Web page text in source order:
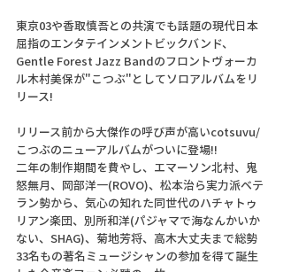
東京03や香取慎吾との共演でも話題の現代日本
屈指のエンタテインメントビックバンド、
Gentle Forest Jazz Bandのフロントヴォーカ
ル木村美保が"こつぶ"としてソロアルバムをリ
リース!
リリース前から大傑作の呼び声が高いcotsuvu/
こつぶのニューアルバムがついに登場!!
二年の制作期間を費やし、エマーソン北村、鬼
怒無月、岡部洋一(ROVO)、松本治ら実力派ベテ
ラン勢から、気心の知れた同世代のハチャトゥ
リアン楽団、別所和洋(パジャマで海なんかいか
ない、SHAG)、菊地芳将、高木大丈夫まで総勢
33名もの著名ミュージシャンの参加を得て誕生